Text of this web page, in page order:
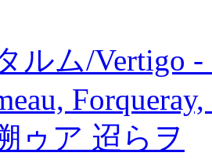
ルム/Vertigo -
ゥア 迢らヲ